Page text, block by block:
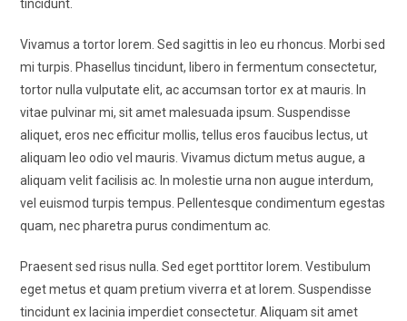
tincidunt.
Vivamus a tortor lorem. Sed sagittis in leo eu rhoncus. Morbi sed
mi turpis. Phasellus tincidunt, libero in fermentum consectetur,
tortor nulla vulputate elit, ac accumsan tortor ex at mauris. In
vitae pulvinar mi, sit amet malesuada ipsum. Suspendisse
aliquet, eros nec efficitur mollis, tellus eros faucibus lectus, ut
aliquam leo odio vel mauris. Vivamus dictum metus augue, a
aliquam velit facilisis ac. In molestie urna non augue interdum,
vel euismod turpis tempus. Pellentesque condimentum egestas
quam, nec pharetra purus condimentum ac.
Praesent sed risus nulla. Sed eget porttitor lorem. Vestibulum
eget metus et quam pretium viverra et at lorem. Suspendisse
tincidunt ex lacinia imperdiet consectetur. Aliquam sit amet